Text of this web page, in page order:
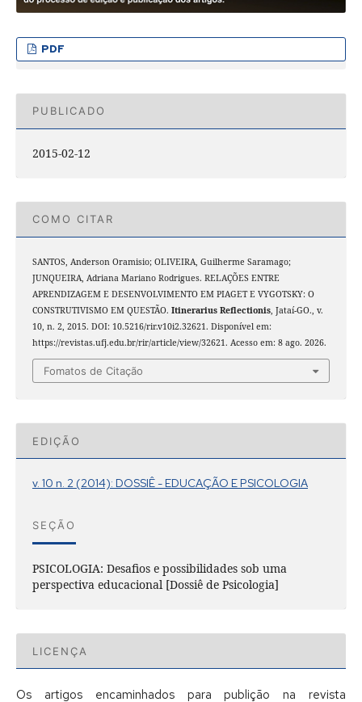
PDF
PUBLICADO
2015-02-12
COMO CITAR
SANTOS, Anderson Oramisio; OLIVEIRA, Guilherme Saramago;
JUNQUEIRA, Adriana Mariano Rodrigues. RELAÇÕES ENTRE
APRENDIZAGEM E DESENVOLVIMENTO EM PIAGET E VYGOTSKY: O
CONSTRUTIVISMO EM QUESTÃO. Itinerarius Reflectionis, Jataí-GO., v.
10, n. 2, 2015. DOI: 10.5216/rir.v10i2.32621. Disponível em:
https://revistas.ufj.edu.br/rir/article/view/32621. Acesso em: 8 ago. 2026.
Fomatos de Citação
EDIÇÃO
v. 10 n. 2 (2014): DOSSIÊ - EDUCAÇÃO E PSICOLOGIA
SEÇÃO
PSICOLOGIA: Desafios e possibilidades sob uma
perspectiva educacional [Dossiê de Psicologia]
LICENÇA
Os artigos encaminhados para publição na revista